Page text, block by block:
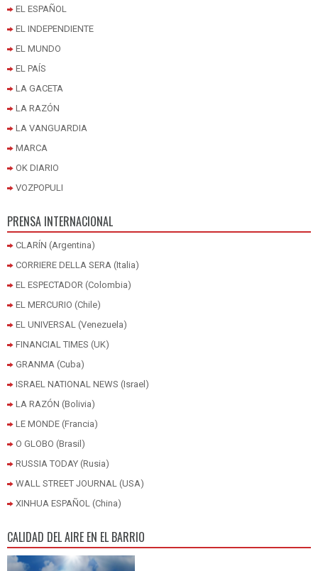
EL ESPAÑOL
EL INDEPENDIENTE
EL MUNDO
EL PAÍS
LA GACETA
LA RAZÓN
LA VANGUARDIA
MARCA
OK DIARIO
VOZPOPULI
PRENSA INTERNACIONAL
CLARÍN (Argentina)
CORRIERE DELLA SERA (Italia)
EL ESPECTADOR (Colombia)
EL MERCURIO (Chile)
EL UNIVERSAL (Venezuela)
FINANCIAL TIMES (UK)
GRANMA (Cuba)
ISRAEL NATIONAL NEWS (Israel)
LA RAZÓN (Bolivia)
LE MONDE (Francia)
O GLOBO (Brasil)
RUSSIA TODAY (Rusia)
WALL STREET JOURNAL (USA)
XINHUA ESPAÑOL (China)
CALIDAD DEL AIRE EN EL BARRIO